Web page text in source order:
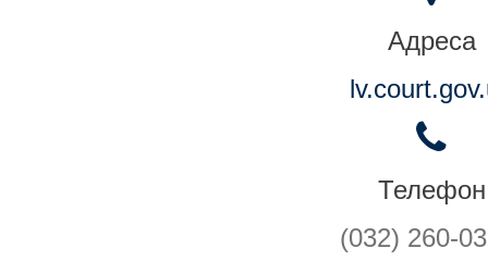
Адреса
Телефон
(032) 260-